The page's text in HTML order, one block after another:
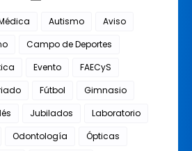
Autismo
Aviso
Campo de Deportes
Evento
FAECyS
Fútbol
Gimnasio
Jubilados
Laboratorio
Odontología
Ópticas